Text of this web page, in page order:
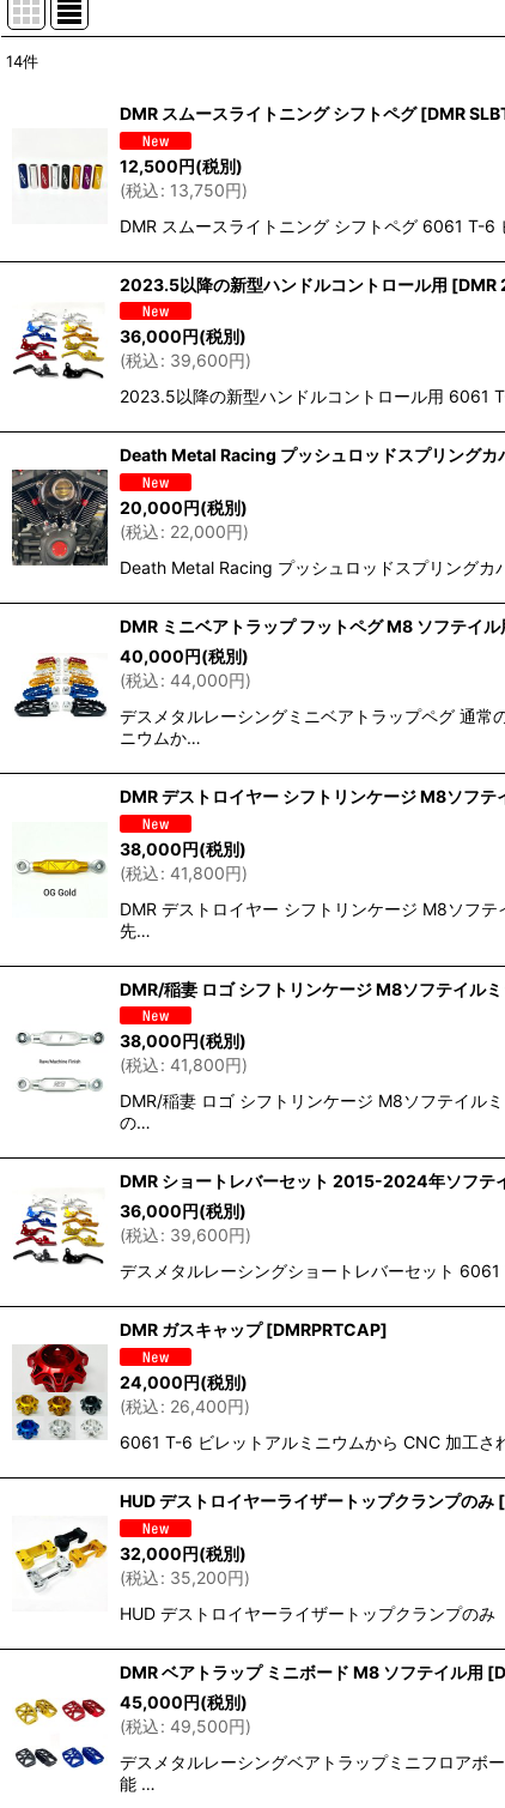
14件
DMR スムースライトニング シフトペグ [DMR
12,500円(税別)
(税込: 13,750円)
DMR スムースライトニング シフトペグ 6061 T-
2023.5以降の新型ハンドルコントロール用 [DMR
36,000円(税別)
(税込: 39,600円)
2023.5以降の新型ハンドルコントロール用 6061
Death Metal Racing プッシュロッドスプリングカ
20,000円(税別)
(税込: 22,000円)
Death Metal Racing プッシュロッドスプリングカ
DMR ミニベアトラップ フットペグ M8 ソフテイル
40,000円(税別)
(税込: 44,000円)
デスメタルレーシングミニベアトラップペグ 通
ニウムか…
DMR デストロイヤー シフトリンケージ M8ソフテ
38,000円(税別)
(税込: 41,800円)
DMR デストロイヤー シフトリンケージ M8ソフ
先…
DMR/稲妻 ロゴ シフトリンケージ M8ソフテイル
38,000円(税別)
(税込: 41,800円)
DMR/稲妻 ロゴ シフトリンケージ M8ソフテイル
の…
DMR ショートレバーセット 2015-2024年ソフテ
36,000円(税別)
(税込: 39,600円)
デスメタルレーシングショートレバーセット
DMR ガスキャップ [DMRPRTCAP]
24,000円(税別)
(税込: 26,400円)
6061 T-6 ビレットアルミニウムから CNC 加工さ
HUD デストロイヤーライザートップクランプのみ [
32,000円(税別)
(税込: 35,200円)
HUD デストロイヤーライザートップクランプのみ
DMR ベアトラップ ミニボード M8 ソフテイル用 [
45,000円(税別)
(税込: 49,500円)
デスメタルレーシングベアトラップミニフロアボ
能 …